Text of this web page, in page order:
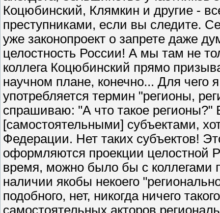
Коцюбинский, Клямкин и другие -
преступниками, если вы следите.
уже законопроект о запрете даже
целостность России! А мы там не
коллега Коцюбинский прямо
научном плане, конечно... Для чего
употребляется термин "регионы,
спрашиваю: "А что такое регионы?"
[самостоятельными] субъектами,
Федерации. Нет таких субъектов!
оформляются проекции целостной
время, можно было бы с коллегами
наличии якобы некоего
подобного, нет, никогда ничего